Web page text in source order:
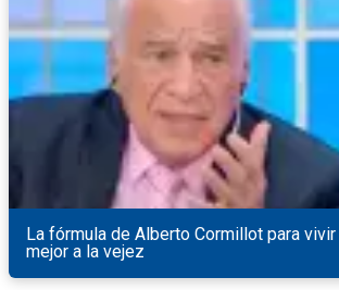
La fórmula de Alberto Cormillot para
mejor a la vejez